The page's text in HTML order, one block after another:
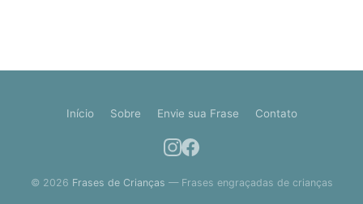
Início Sobre Envie sua Frase Contato
© 2026 Frases de Crianças — Frases engraçadas de crianças